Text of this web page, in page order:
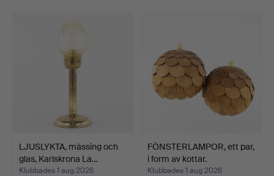
LJUSLYKTA, mässing och
glas, Karlskrona La…
Klubbades 1 aug 2026
FÖNSTERLAMPOR, ett par,
i form av kottar.
Klubbades 1 aug 2026